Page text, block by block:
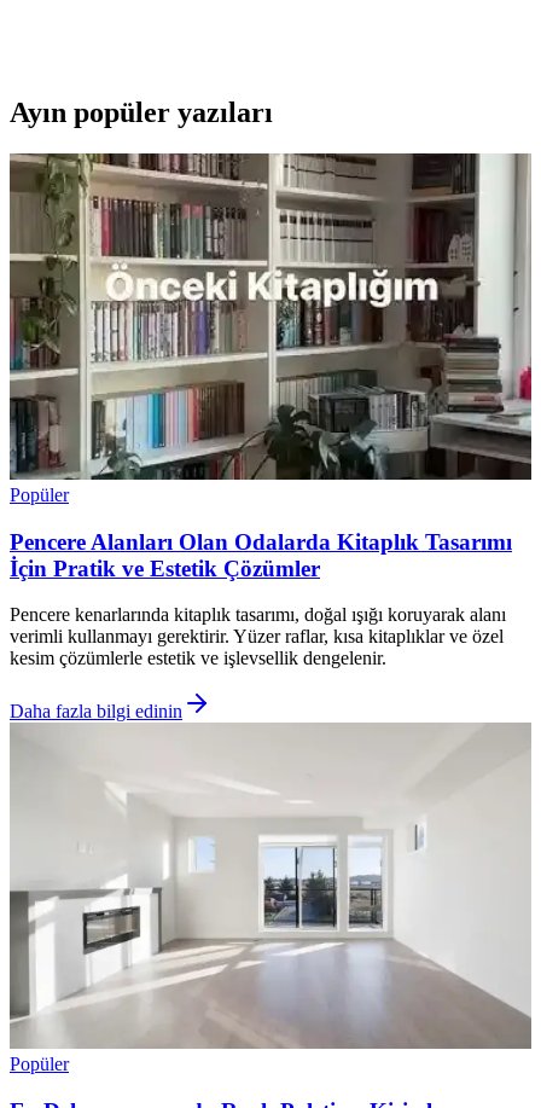
Ayın popüler yazıları
Popüler
Pencere Alanları Olan Odalarda Kitaplık Tasarımı
İçin Pratik ve Estetik Çözümler
Pencere kenarlarında kitaplık tasarımı, doğal ışığı koruyarak alanı
verimli kullanmayı gerektirir. Yüzer raflar, kısa kitaplıklar ve özel
kesim çözümlerle estetik ve işlevsellik dengelenir.
Daha fazla bilgi edinin
Popüler